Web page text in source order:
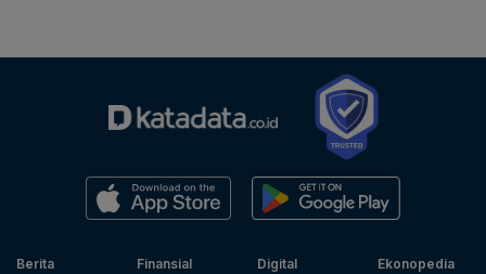
Berita
Finansial
Digital
Ekonopedia